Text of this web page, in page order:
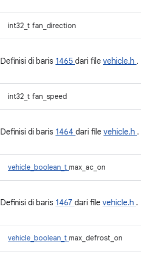
int32_t fan_direction
Definisi di baris 1465 dari file vehicle.h .
int32_t fan_speed
Definisi di baris 1464 dari file vehicle.h .
vehicle_boolean_t max_ac_on
Definisi di baris 1467 dari file vehicle.h .
vehicle_boolean_t max_defrost_on